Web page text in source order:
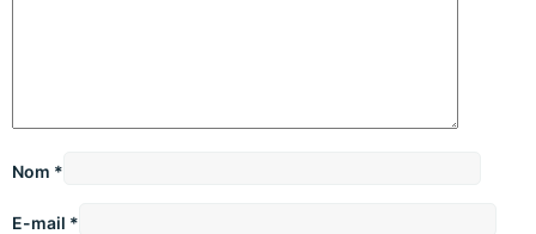
Nom *
E-mail *